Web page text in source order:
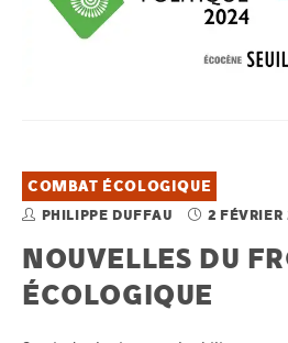
COMBAT ÉCOLOGIQUE
PHILIPPE DUFFAU 2 FÉVRIER
NOUVELLES DU
ÉCOLOGIQUE